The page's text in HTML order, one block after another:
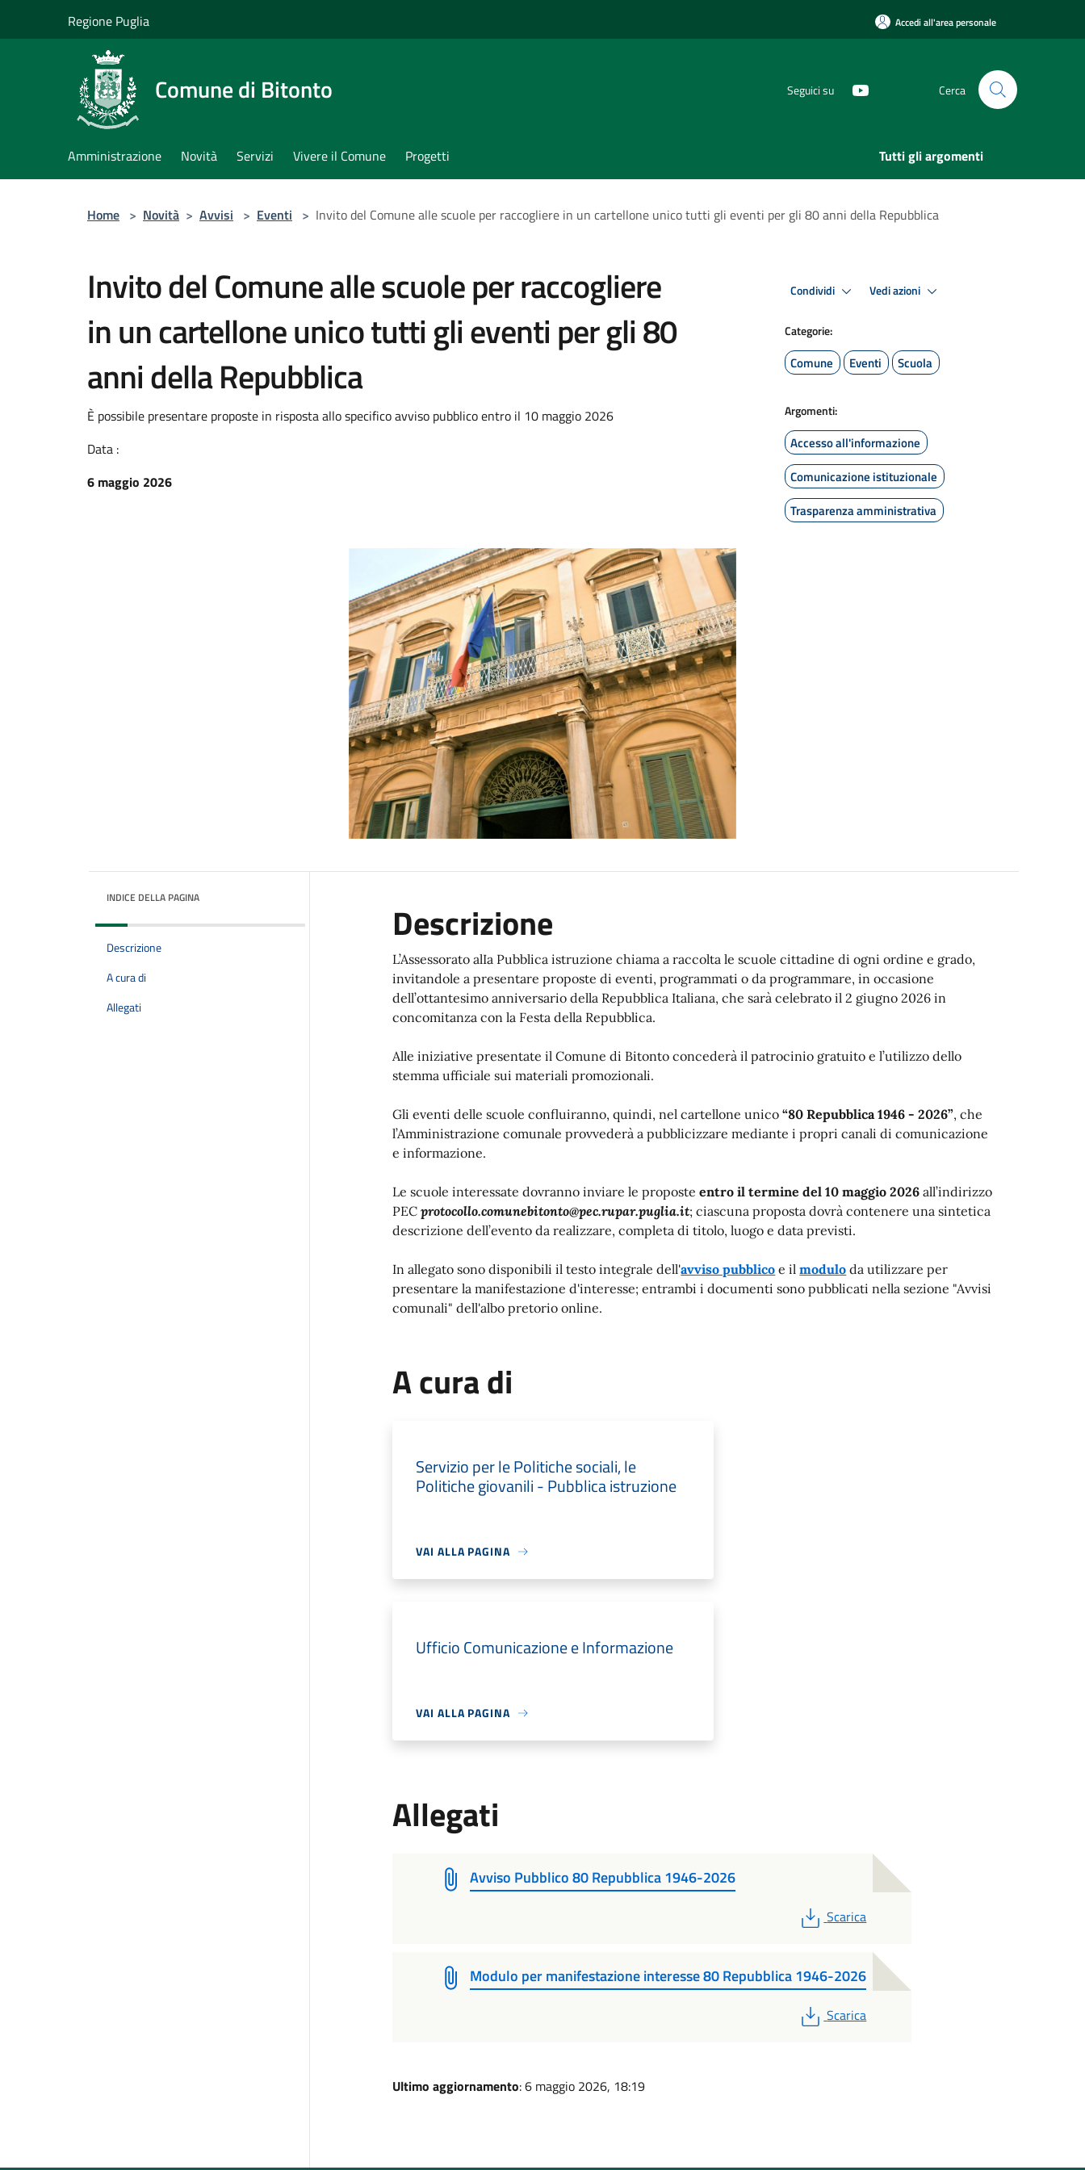
Regione Puglia Accedi all'area personale
Comune di Bitonto Seguici su Cerca
Amministrazione Novità Servizi Vivere il Comune Progetti Tutti gli argomenti
Home > Novità > Avvisi > Eventi > Invito del Comune alle scuole per raccogliere in un cartellone unico tutti gli eventi per gli 80 anni della Repubblica
Invito del Comune alle scuole per raccogliere
in un cartellone unico tutti gli eventi per gli 80
anni della Repubblica
È possibile presentare proposte in risposta allo specifico avviso pubblico entro il 10 maggio 2026
Data :
6 maggio 2026
Condividi Vedi azioni
Categorie:
Comune Eventi Scuola
Argomenti:
Accesso all'informazione
Comunicazione istituzionale
Trasparenza amministrativa
INDICE DELLA PAGINA
Descrizione
A cura di
Allegati
Descrizione
L’Assessorato alIa Pubblica istruzione chiama a raccolta le scuole cittadine di ogni ordine e grado,
invitandole a presentare proposte di eventi, programmati o da programmare, in occasione
dell’ottantesimo anniversario della Repubblica Italiana, che sarà celebrato il 2 giugno 2026 in
concomitanza con la Festa della Repubblica.
Alle iniziative presentate il Comune di Bitonto concederà il patrocinio gratuito e l’utilizzo dello
stemma ufficiale sui materiali promozionali.
Gli eventi delle scuole confluiranno, quindi, nel cartellone unico“80 Repubblica 1946 - 2026”, che
l’Amministrazione comunale provvederà a pubblicizzare mediante i propri canali di comunicazione
e informazione.
Le scuole interessate dovranno inviare le proposteentro il termine del 10 maggio 2026 all’indirizzo
PECprotocollo.comunebitonto@pec.rupar.puglia.it; ciascuna proposta dovrà contenere una sintetica
descrizione dell’evento da realizzare, completa di titolo, luogo e data previsti.
In allegato sono disponibili il testo integrale dell'avviso pubblico e ilmodulo da utilizzare per
presentare la manifestazione d'interesse; entrambi i documenti sono pubblicati nella sezione "Avvisi
comunali" dell'albo pretorio online.
A cura di
Servizio per le Politiche sociali, le
Politiche giovanili - Pubblica istruzione
VAI ALLA PAGINA
Ufficio Comunicazione e Informazione
VAI ALLA PAGINA
Allegati
Avviso Pubblico 80 Repubblica 1946-2026
PDF
Scarica
Modulo per manifestazione interesse 80 Repubblica 1946-2026
PDF
Scarica
Ultimo aggiornamento: 6 maggio 2026, 18:19